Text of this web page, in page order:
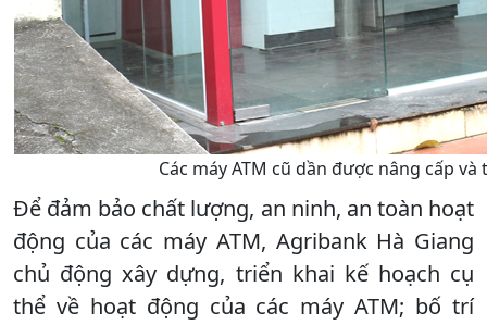
Các máy ATM cũ dần được nâng cấp
Để đảm bảo chất lượng, an ninh, an toàn hoạt
động của các máy ATM, Agribank Hà Giang
chủ động xây dựng, triển khai kế hoạch cụ
thể về hoạt động của các máy ATM; bố trí